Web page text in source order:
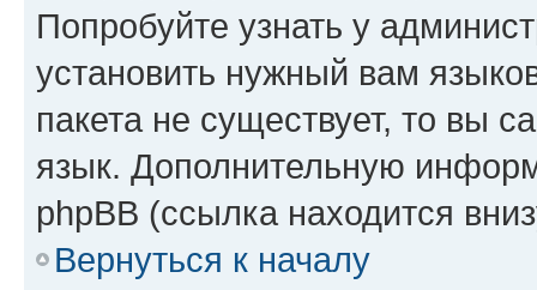
Попробуйте узнать у
установить нужный вам
пакета не существует, то вы
язык. Дополнительную
phpBB (ссылка находится
Вернуться к началу